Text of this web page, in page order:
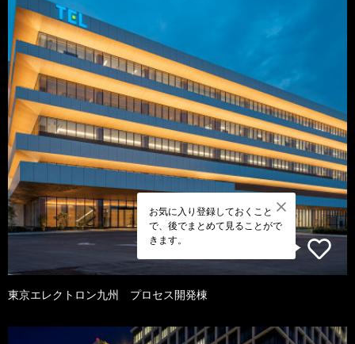
お気に入り登録しておくこと
で、後でまとめて見ることがで
きます。
東京エレクトロン九州 プロセス開発棟